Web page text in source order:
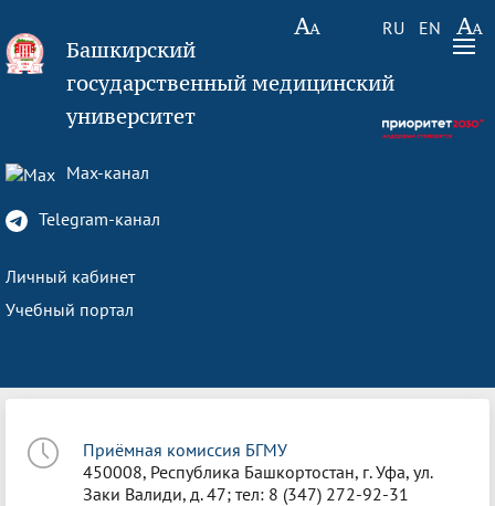
RU EN
Башкирский
государственный медицинский
университет
Max-канал
Telegram-канал
Личный кабинет
Учебный портал
Приёмная комиссия БГМУ
450008, Республика Башкортостан, г. Уфа, ул.
Заки Валиди, д. 47; тел: 8 (347) 272-92-31